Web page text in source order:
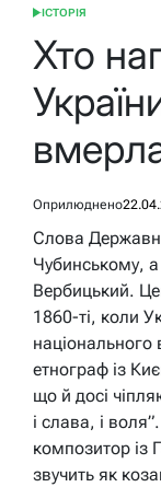
ОПУБЛІКУВАТИ
ІСТОРІЯ
Хто
Оприлюднено
Слова
Чубинському,
Вербицький.
1860-ті, коли
етнограф із
що й досі
і слава, і
композитор із
звучить як